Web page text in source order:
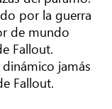
por la guerra
de mundo
Fallout.
jamás
Fallout.